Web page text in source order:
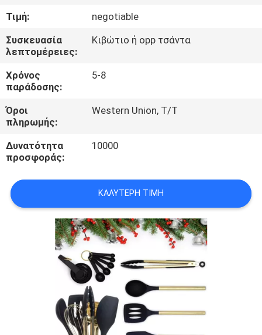
ΜΕ
ΖΗΤΉΣΤΕ
ΈΝΑ
ΑΠΌΣΠΑΣΜΑ
SITEMAP
PRIVACY
POLICY
Τιμή:
negotiable
Συσκευασία
λεπτομέρειες:
Κιβώτιο ή opp τσάντα
Χρόνος
παράδοσης:
5-8
Όροι
πληρωμής:
Western Union, T/T
Δυνατότητα
προσφοράς:
10000
ΚΑΛΎΤΕΡΗ ΤΙΜΉ